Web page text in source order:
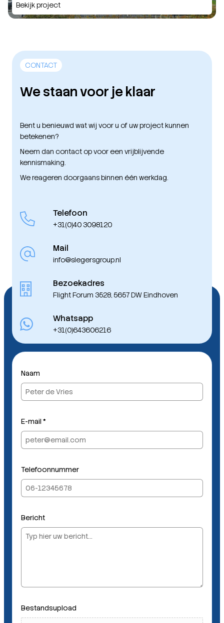
Bekijk project
CONTACT
We staan voor je klaar
Bent u benieuwd wat wij voor u of uw project kunnen
betekenen?
Neem dan contact op voor een vrijblijvende
kennismaking.
We reageren doorgaans binnen één werkdag.
Telefoon
+31(0)40 3098120
Mail
info@slegersgroup.nl
Bezoekadres
Flight Forum 3528, 5657 DW Eindhoven
Whatsapp
+31(0)643606216
Naam
E-mail *
Telefoonnummer
e
s
s
p
l
Bericht
Bestandsupload